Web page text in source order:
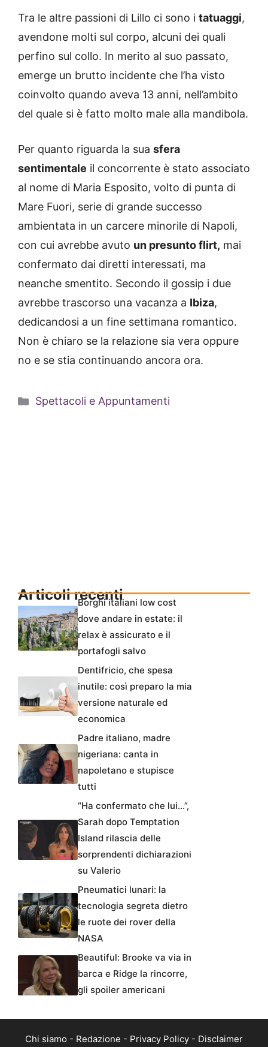
Tra le altre passioni di Lillo ci sono i tatuaggi,
avendone molti sul corpo, alcuni dei quali
perfino sul collo. In merito al suo passato,
emerge un brutto incidente che l’ha visto
coinvolto quando aveva 13 anni, nell’ambito
del quale si è fatto molto male alla mandibola.
Per quanto riguarda la sua sfera
sentimentale il concorrente è stato associato
al nome di Maria Esposito, volto di punta di
Mare Fuori, serie di grande successo
ambientata in un carcere minorile di Napoli,
con cui avrebbe avuto un presunto flirt, mai
confermato dai diretti interessati, ma
neanche smentito. Secondo il gossip i due
avrebbe trascorso una vacanza a Ibiza,
dedicandosi a un fine settimana romantico.
Non è chiaro se la relazione sia vera oppure
no e se stia continuando ancora ora.
Categorie
Spettacoli e Appuntamenti
Articoli recentiBorghi italiani low cost
dove andare in estate: il
relax è assicurato e il
portafogli salvo
Dentifricio, che spesa
inutile: così preparo la mia
versione naturale ed
economica
Padre italiano, madre
nigeriana: canta in
napoletano e stupisce
tutti
“Ha confermato che lui…”,
Sarah dopo Temptation
Island rilascia delle
sorprendenti dichiarazioni
su Valerio
Pneumatici lunari: la
tecnologia segreta dietro
le ruote dei rover della
NASA
Beautiful: Brooke va via in
barca e Ridge la rincorre,
gli spoiler americani
Chi siamo - Redazione - Privacy Policy - Disclaimer